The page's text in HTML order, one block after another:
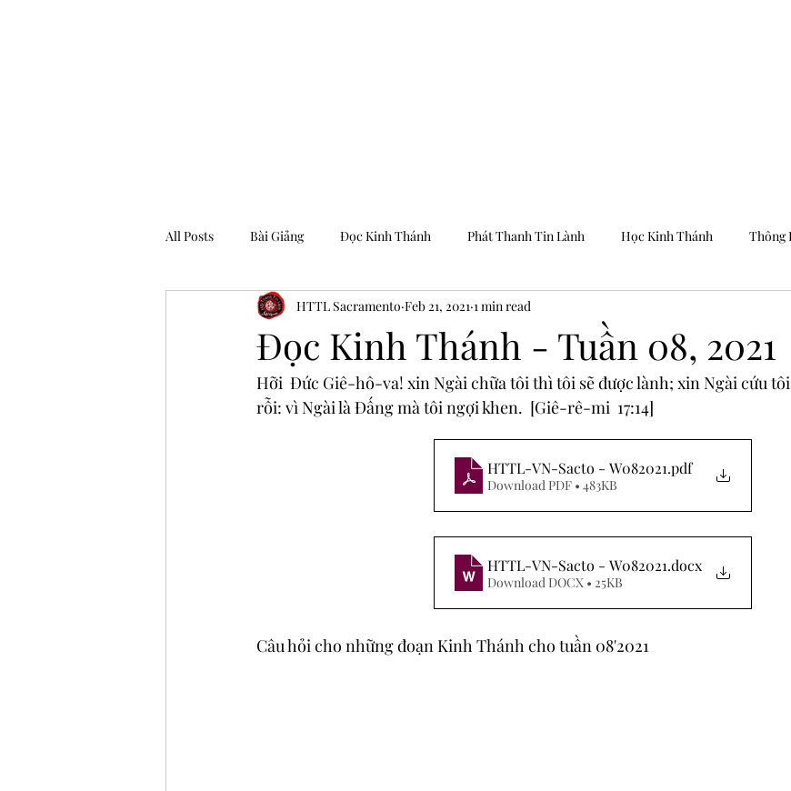
All Posts Bài Giảng Đọc Kinh Thánh Phát Thanh Tin Lành Học Kinh Thánh Thông
Đọc Kinh Thánh - Tuần 08, 2021
HTTL Sacramento Feb 21, 2021 1 min read
Hỡi  Đức Giê-hô-va! xin Ngài chữa tôi thì tôi sẽ được lành; xin Ngài cứu
rỗi: vì Ngài là Đấng mà tôi ngợi khen.  [Giê-rê-mi  17:14]
HTTL-VN-Sacto - W082021.pdf
Download PDF • 483KB
HTTL-VN-Sacto - W082021.docx
Download DOCX • 25KB
Câu hỏi cho những đoạn Kinh Thánh cho tuần 08'2021